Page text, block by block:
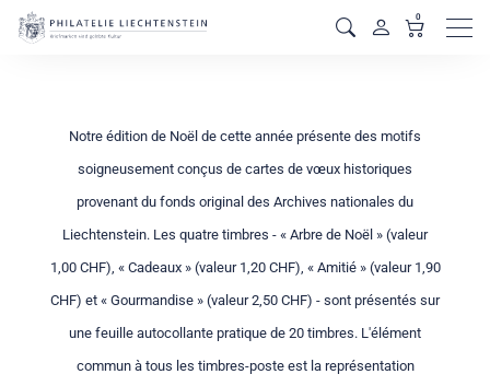
0
Notre édition de Noël de cette année présente des motifs
soigneusement conçus de cartes de vœux historiques
provenant du fonds original des Archives nationales du
Liechtenstein. Les quatre timbres - « Arbre de Noël » (valeur
1,00 CHF), « Cadeaux » (valeur 1,20 CHF), « Amitié » (valeur 1,90
CHF) et « Gourmandise » (valeur 2,50 CHF) - sont présentés sur
une feuille autocollante pratique de 20 timbres. L'élément
commun à tous les timbres-poste est la représentation